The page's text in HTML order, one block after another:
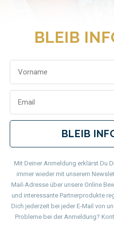
BLEIB
BLEIB
Mit Deiner Anmeldung erklärst Du
immer wieder mit unserem
Mail-Adresse über unsere Online
und interessante Partnerprodukte
Dich jederzeit bei jeder E-Mail von
Probleme bei der Anmeldung?